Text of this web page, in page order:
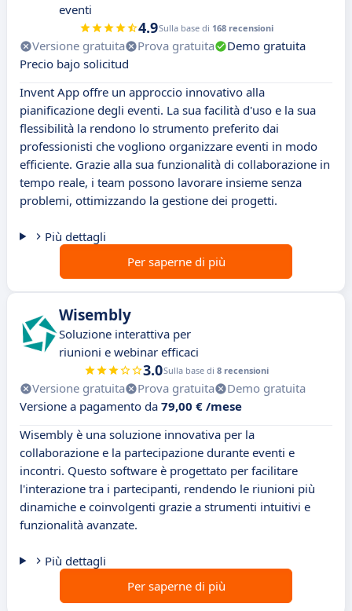
eventi
4.9Sulla base di 168 recensioni
Versione gratuita Prova gratuita
Demo gratuita
Precio bajo solicitud
Invent App offre un approccio innovativo alla
pianificazione degli eventi. La sua facilità d'uso e la sua
flessibilità la rendono lo strumento preferito dai
professionisti che vogliono organizzare eventi in modo
efficiente. Grazie alla sua funzionalità di collaborazione in
tempo reale, i team possono lavorare insieme senza
problemi, ottimizzando la gestione dei progetti.
Più dettagli
Per saperne di più
Wisembly
Soluzione interattiva per
riunioni e webinar efficaci
3.0Sulla base di 8 recensioni
Versione gratuita Prova gratuita
Demo gratuita
Versione a pagamento da 79,00 € /mese
Wisembly è una soluzione innovativa per la
collaborazione e la partecipazione durante eventi e
incontri. Questo software è progettato per facilitare
l'interazione tra i partecipanti, rendendo le riunioni più
dinamiche e coinvolgenti grazie a strumenti intuitivi e
funzionalità avanzate.
Più dettagli
Per saperne di più